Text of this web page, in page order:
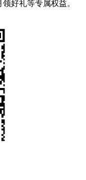
好礼等专属权益。